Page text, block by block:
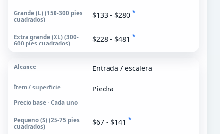
$133 - $280 *
$228 - $481 *
Entrada / escalera
Piedra
Precio base · Cada uno
$67 - $141 *